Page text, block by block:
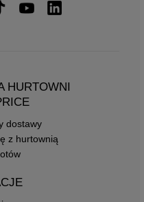
HURTOWNI
dostawy
z hurtownią